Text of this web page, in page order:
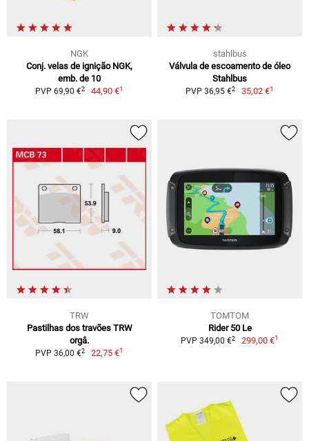
NGK
Conj. velas de ignição NGK,
emb. de 10
PVP 69,90 €2 44,90 €1
stahlbus
Válvula de escoamento de óleo
Stahlbus
PVP 36,95 €2 35,02 €1
TRW
Pastilhas dos travões TRW
orgâ.
PVP 36,00 €2 22,75 €1
TOMTOM
Rider 50 Le
PVP 349,00 €2 299,00 €1